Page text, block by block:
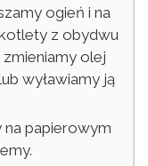
ogień i na
z obydwu
zmieniamy olej
wyławiamy ją
papierowym